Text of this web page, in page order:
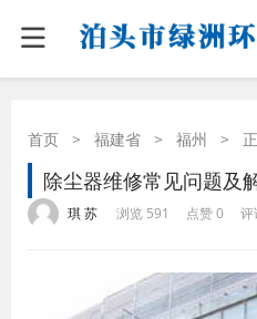
首页 > 福建省 > 福州 >
除尘器维修常见问题及
琪 苏 浏览 591 点赞 0 评